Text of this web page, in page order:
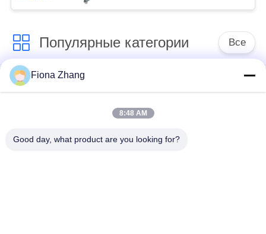
Популярные категории Все
оборудование для
оборудование
плодоовощ
машина пелер
Вегетабле машина
Fiona Zhang
8:48 AM
Good day, what product are you looking for?